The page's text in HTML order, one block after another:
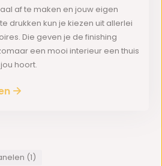
af te maken en jouw eigen
drukken kun je kiezen uit allerlei
Die geven je de finishing
een mooi interieur een thuis
hoort.
(1)